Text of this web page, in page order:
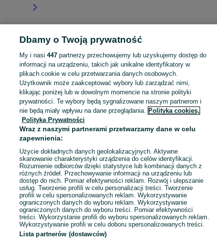
Strona główna Dolnośląskie Barycz
KATEGORIA
Skorzystaj z największego serwisu ogłoszeniowego - Barycz i okolice! Kupuj to, czego pragniesz i sprzedawaj to, czego już nie potrzebujesz! Zobacz
Mapa kategorii
Mapa miejscowości
Mapa ministron
Popularne wyszukiwania
Dbamy o Twoją prywatność
My i nasi 447partnerzy przechowujemy lub uzyskujemy dostęp do
informacji na urządzeniu, takich jak unikalne identyfikatory w
plikach cookie w celu przetwarzania danych osobowych.
Użytkownik może zaakceptować wybory lub zarządzać nimi,
klikając poniżej lub w dowolnym momencie na stronie polityki
prywatności. Te wybory będą sygnalizowane naszym partnerom i
nie będą miały wpływu na dane przeglądania. Polityka cookies,
Polityka Prywatności
Wraz z naszymi partnerami przetwarzamy dane w celu
zapewnienia:
Użycie dokładnych danych geolokalizacyjnych. Aktywne
skanowanie charakterystyki urządzenia do celów identyfikacji.
Rozumienie odbiorców dzięki statystyce lub kombinacji danych z
różnych źródeł. Przechowywanie informacji na urządzeniu lub
dostęp do nich. Pomiar efektywności reklam. Rozwój i ulepszanie
usług. Tworzenie profili w celu personalizacji treści. Tworzenie
profili w celu spersonalizowanych reklam. Wykorzystywanie
ograniczonych danych do wyboru reklam. Wykorzystywanie
ograniczonych danych do wyboru treści. Pomiar efektywności
treści. Wykorzystanie profili do wyboru spersonalizowanych reklam.
Wykorzystywanie profili w celu doboru spersonalizowanych treści.
Lista partnerów (dostawców)